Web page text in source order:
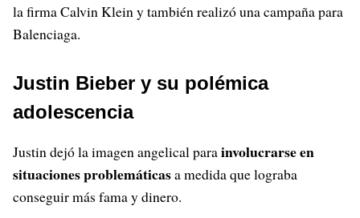
la firma Calvin Klein y también realizó una campaña para
Balenciaga.
Justin Bieber y su polémica
adolescencia
Justin dejó la imagen angelical parainvolucrarse en
situaciones problemáticasa medida que lograba
conseguir más fama y dinero.